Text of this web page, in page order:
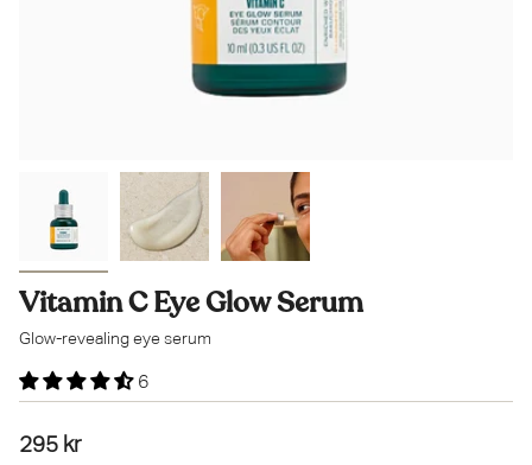
Vitamin C Eye Glow Serum
Glow-revealing eye serum
6
295 kr